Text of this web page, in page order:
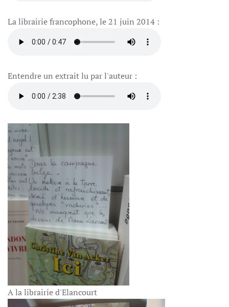
La librairie francophone, le 21 juin 2014 :
Entendre un extrait lu par l'auteur :
A la librairie d'Elancourt